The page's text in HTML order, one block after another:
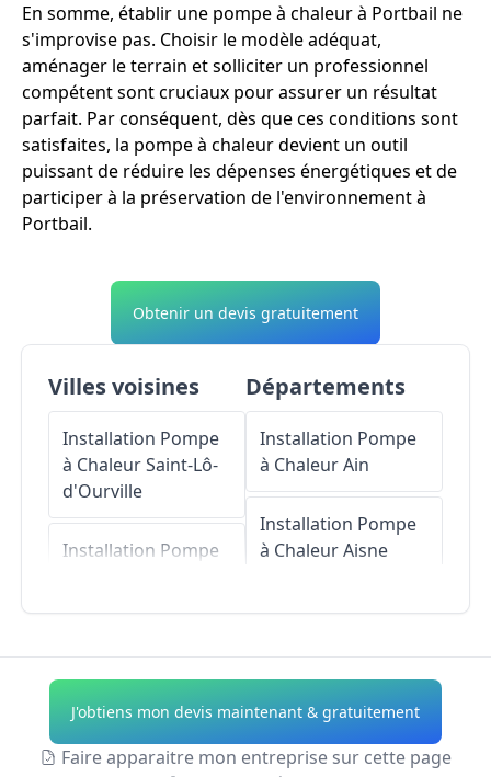
En somme, établir une pompe à chaleur à Portbail ne
s'improvise pas. Choisir le modèle adéquat,
aménager le terrain et solliciter un professionnel
compétent sont cruciaux pour assurer un résultat
parfait. Par conséquent, dès que ces conditions sont
satisfaites, la pompe à chaleur devient un outil
puissant de réduire les dépenses énergétiques et de
participer à la préservation de l'environnement à
Portbail.
Obtenir un devis gratuitement
Villes voisines
Installation Pompe
à ChaleurSaint-Lô-
d'Ourville
Installation Pompe
Installation Pompe
Installation Pompe
Départements
Installation Pompe
à ChaleurAin
Installation Pompe
à ChaleurAisne
Installation Pompe
à Chaleur Alpes-de-
Haute-Provence
J'obtiens mon devis maintenant & gratuitement
Faire apparaitre mon entreprise sur cette page